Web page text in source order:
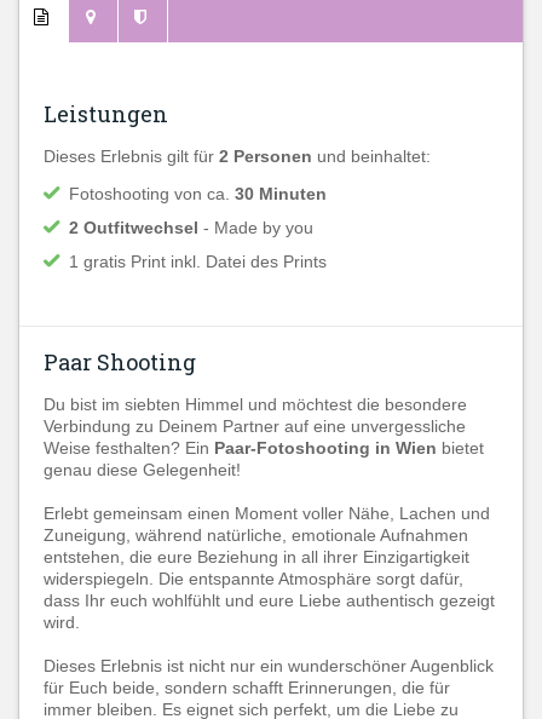
Leistungen
Dieses Erlebnis gilt für 2 Personen und beinhaltet:
Fotoshooting von ca. 30 Minuten
2 Outfitwechsel - Made by you
1 gratis Print inkl. Datei des Prints
Paar Shooting
Du bist im siebten Himmel und möchtest die besondere
Verbindung zu Deinem Partner auf eine unvergessliche
Weise festhalten? Ein Paar-Fotoshooting in Wien bietet
genau diese Gelegenheit!
Erlebt gemeinsam einen Moment voller Nähe, Lachen und
Zuneigung, während natürliche, emotionale Aufnahmen
entstehen, die eure Beziehung in all ihrer Einzigartigkeit
widerspiegeln. Die entspannte Atmosphäre sorgt dafür,
dass Ihr euch wohlfühlt und eure Liebe authentisch gezeigt
wird.
Dieses Erlebnis ist nicht nur ein wunderschöner Augenblick
für Euch beide, sondern schafft Erinnerungen, die für
immer bleiben. Es eignet sich perfekt, um die Liebe zu